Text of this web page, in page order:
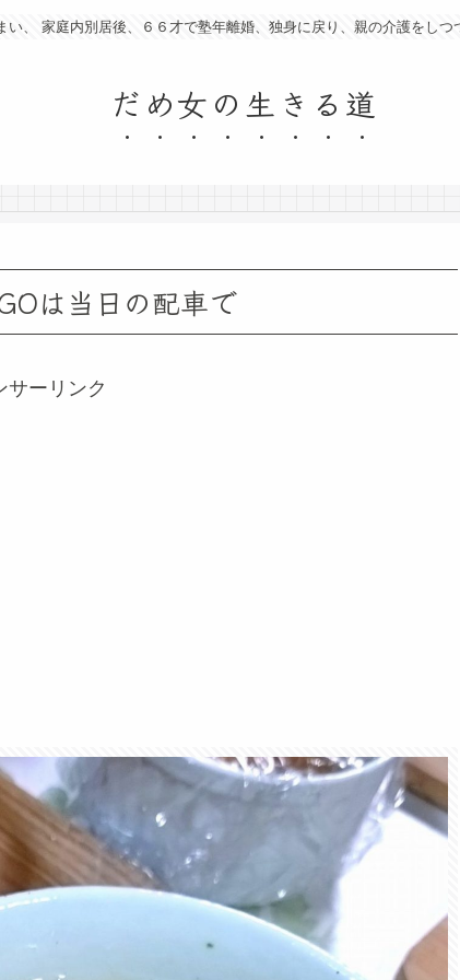
い、 家庭内別居後、６６才で塾年離婚、独身に戻り、親の介護をしつ
だめ女の生きる道
は当日の配車で
サーリンク